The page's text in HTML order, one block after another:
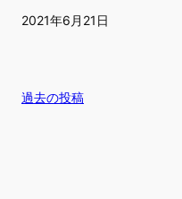
2021年6月21日
過去の投稿